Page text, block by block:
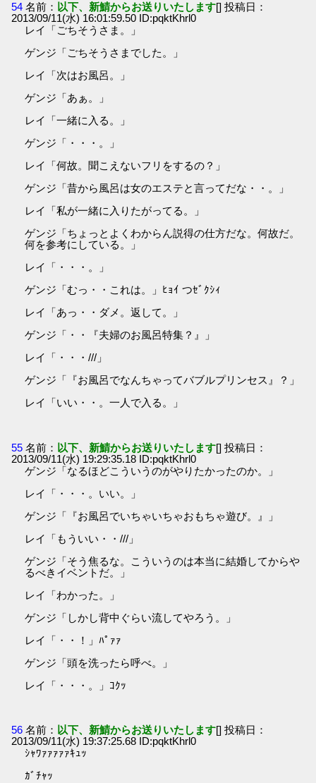
54 名前： 以下、新鯖からお送りいたします[] 投稿日：
2013/09/11(水) 16:01:59.50 ID:pqktKhrl0
レイ「ごちそうさま。」
ゲンジ「ごちそうさまでした。」
レイ「次はお風呂。」
ゲンジ「あぁ。」
レイ「一緒に入る。」
ゲンジ「・・・。」
レイ「何故。聞こえないフリをするの？」
ゲンジ「昔から風呂は女のエステと言ってだな・・。」
レイ「私が一緒に入りたがってる。」
ゲンジ「ちょっとよくわからん説得の仕方だな。何故だ。
何を参考にしている。」
レイ「・・・。」
ゲンジ「むっ・・これは。」ﾋｮｲ つｾﾞｸｼｨ
レイ「あっ・・ダメ。返して。」
ゲンジ「・・『夫婦のお風呂特集？』」
レイ「・・・///」
ゲンジ「『お風呂でなんちゃってバブルプリンセス』？」
レイ「いい・・。一人で入る。」
55 名前： 以下、新鯖からお送りいたします[] 投稿日：
2013/09/11(水) 19:29:35.18 ID:pqktKhrl0
ゲンジ「なるほどこういうのがやりたかったのか。」
レイ「・・・。いい。」
ゲンジ「『お風呂でいちゃいちゃおもちゃ遊び。』」
レイ「もういい・・///」
ゲンジ「そう焦るな。こういうのは本当に結婚してからや
るべきイベントだ。」
レイ「わかった。」
ゲンジ「しかし背中ぐらい流してやろう。」
レイ「・・！」ﾊﾟｧｧ
ゲンジ「頭を洗ったら呼べ。」
レイ「・・・。」ｺｸｯ
56 名前： 以下、新鯖からお送りいたします[] 投稿日：
2013/09/11(水) 19:37:25.68 ID:pqktKhrl0
ｼｬﾜｧｧｧｧｧｷｭｯ
ｶﾞﾁｬｯ